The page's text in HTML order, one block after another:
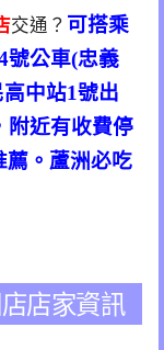
交通？ 可搭乘
號公車(忠義
中站1號出
附近有收費停
薦。蘆洲必吃
店家資訊